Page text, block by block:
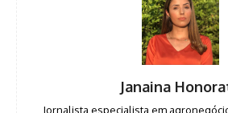
Janaina
Jornalista especialista em